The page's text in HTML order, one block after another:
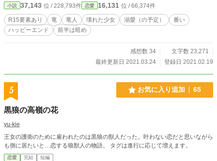
小説 37,143 位 / 228,793件 恋愛 16,131 位 / 66,374件
R15要素あり 竜 竜人 壊れた少女 溺愛（の予定）
番い
ハッピーエンド
前半は暗め
感想数 34
文字数 23,271
最終更新日 2021.03.24
登録日 2021.02.19
5 お気に入り追加 65
黒狼の高嶺の花
yu-kie
王女の護衛のために雇われたのは黒狼の獣人だった。叶わない恋だと思いながら
も側に居たいと…恋する狼獣人の物語。 タグは進行に応じて増えます。
恋愛 完結 短編